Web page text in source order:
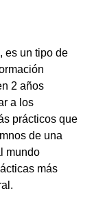
es un tipo de
2 años
a los
prácticos que
de una
mundo
más